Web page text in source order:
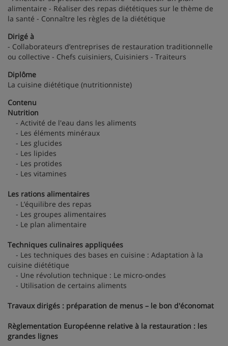
alimentaire - Réaliser des repas diététiques sur le thème de
la santé - Connaître les règles de la diététique
Dirigé à
- Collaborateurs d’entreprises de restauration traditionnelle
ou collective - Chefs cuisiniers, Cuisiniers - Traiteurs
Diplôme
La cuisine diététique (nutritionniste)
Contenu
Nutrition
- Activité de l'eau dans les aliments
- Les éléments minéraux
- Les glucides
- Les lipides
- Les protides
- Les vitamines
Les rations alimentaires
- L’équilibre des repas
- Les groupes alimentaires
- Le plan alimentaire
Techniques culinaires appliquées
- Les techniques des bases en cuisine : Adaptation à la
cuisine diététique
- Une révolution technique : Le micro-ondes
- Utilisation de certains aliments
Travaux dirigés : préparation de menus – le bon d'économat
Règlementation Européenne relative à la restauration : les
grandes lignes